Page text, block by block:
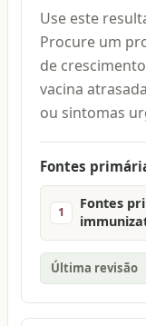
Use este
Procure um
de
vacina
ou sintomas
Fontes
1
Fontes
Última revisão